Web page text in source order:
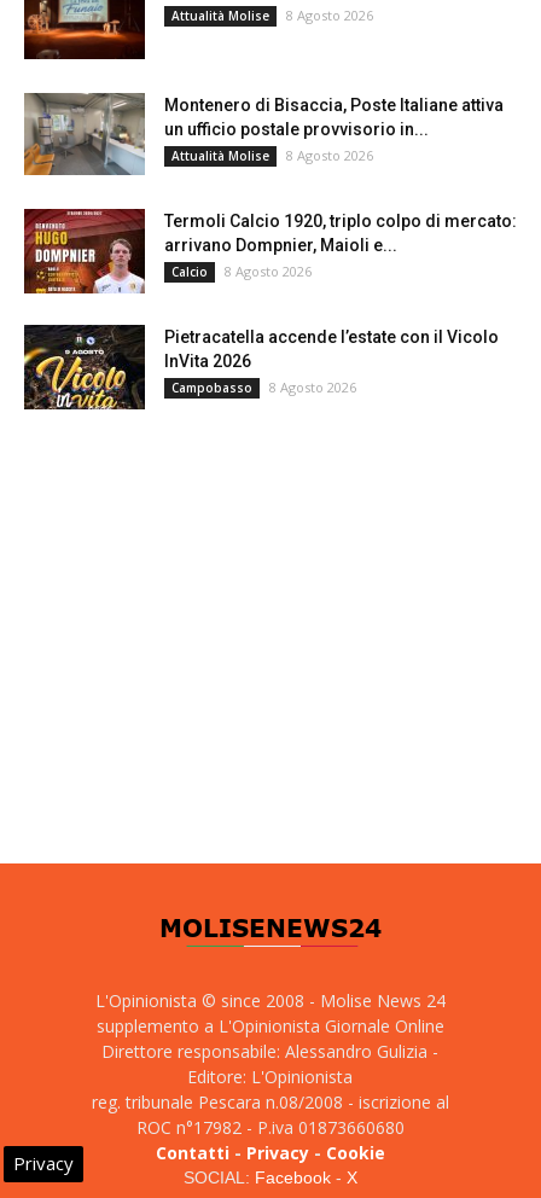
Attualità Molise 8 Agosto 2026
Montenero di Bisaccia, Poste Italiane attiva
un ufficio postale provvisorio in...
Attualità Molise 8 Agosto 2026
Termoli Calcio 1920, triplo colpo di mercato:
arrivano Dompnier, Maioli e...
Calcio 8 Agosto 2026
Pietracatella accende l’estate con il Vicolo
InVita 2026
Campobasso 8 Agosto 2026
L'Opinionista © since 2008 - Molise News 24
supplemento a L'Opinionista Giornale Online
Direttore responsabile: Alessandro Gulizia -
Editore: L'Opinionista
reg. tribunale Pescara n.08/2008 - iscrizione al
ROC n°17982 - P.iva 01873660680
Contatti- Privacy- Cookie
SOCIAL: Facebook- X
Privacy